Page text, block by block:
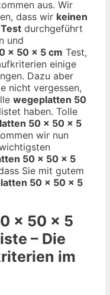
aus. Wir
dass wir keinen
durchgeführt
und
x 50 x 5 cm Test,
einige
Dazu aber
nicht vergessen,
wegeplatten 50
haben. Tolle
50 x 50 x 5
wir nun
50 x 50 x 5
Sie mit gutem
50 x 50 x 5
x 50 x 5
– Die
im